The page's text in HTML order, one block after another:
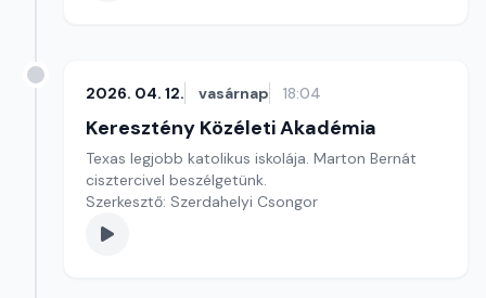
2026. 04. 12. vasárnap 18:04
Keresztény Közéleti Akadémia
Texas legjobb katolikus iskolája. Marton Bernát
cisztercivel beszélgetünk.
Szerkesztő: Szerdahelyi Csongor